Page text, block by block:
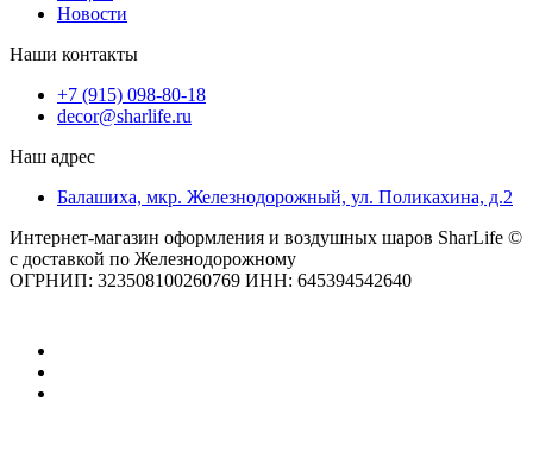
Новости
Наши контакты
+7 (915) 098-80-18
decor@sharlife.ru
Наш адрес
Балашиха, мкр. Железнодорожный, ул. Поликахина, д.2
Интернет-магазин оформления и воздушных шаров SharLife ©
с доставкой по Железнодорожному
ОГРНИП: 323508100260769 ИНН: 645394542640